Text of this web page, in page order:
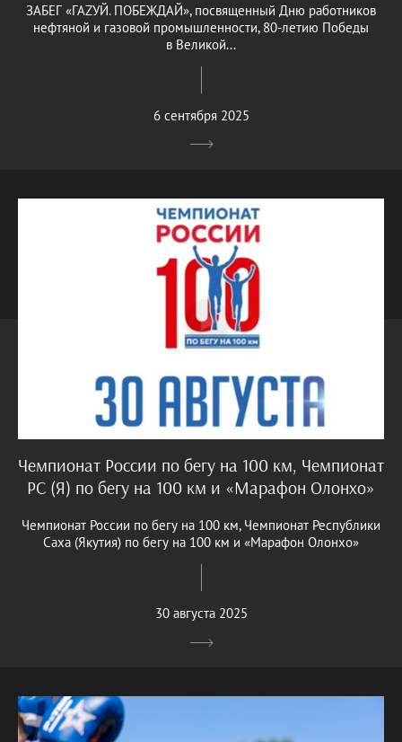
ЗАБЕГ «ГАZУЙ. ПОБЕЖДАЙ», посвященный Дню работников
нефтяной и газовой промышленности, 80-летию Победы
в Великой...
6 сентября 2025
Чемпионат России по бегу на 100 км, Чемпионат
РС (Я) по бегу на 100 км и «Марафон Олонхо»
Чемпионат России по бегу на 100 км, Чемпионат Республики
Саха (Якутия) по бегу на 100 км и «Марафон Олонхо»
30 августа 2025